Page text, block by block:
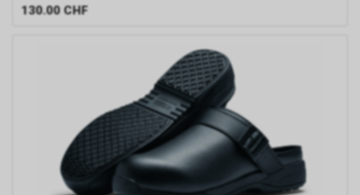
130.00 CHF